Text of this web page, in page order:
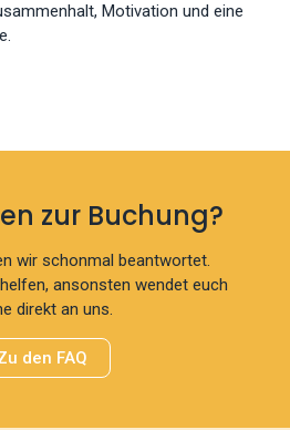
Motivation und eine
zur Buchung?
wir schonmal beantwortet.
ansonsten wendet euch
direkt an uns.
den FAQ